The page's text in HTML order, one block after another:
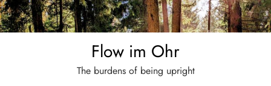
Skip
to
Flow im Ohr
The burdens of being upright